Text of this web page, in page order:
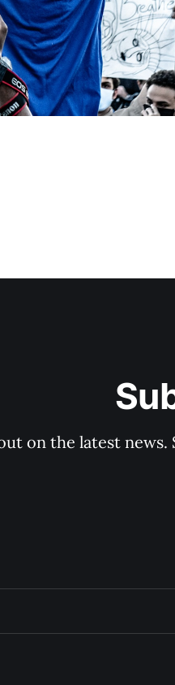
on the latest